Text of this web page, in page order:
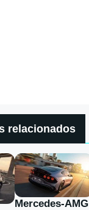
relacionados
Mercedes-AMG